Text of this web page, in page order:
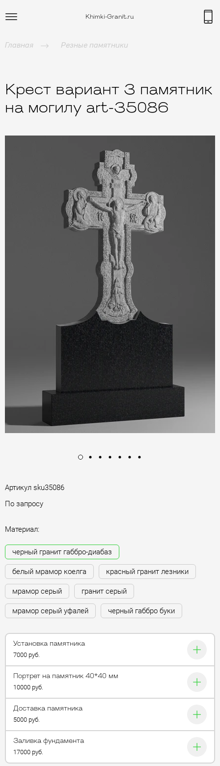
Khimki-Granit.ru
Главная Резные памятники
Крест вариант 3 памятник
на могилу art-35086
Артикул sku35086
По запросу
Материал:
черный гранит габбро-диабаз
белый мрамор коелга красный гранит лезники
мрамор серый гранит серый
мрамор серый уфалей черный габбро буки
Установка памятника
7000 руб.
Портрет на памятник 40*40 мм
10000 руб.
Доставка памятника
5000 руб.
Заливка фундамента
17000 руб.